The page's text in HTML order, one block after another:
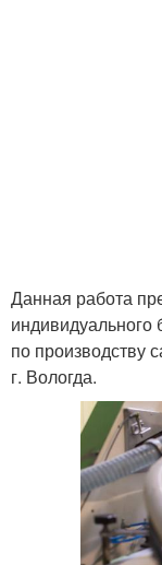
Данная работа
индивидуального
по производству
г. Вологда.